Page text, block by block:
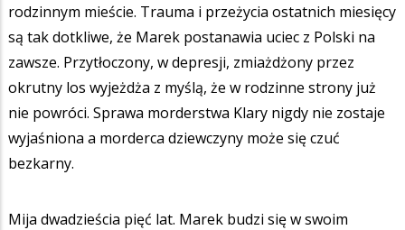
rodzinnym mieście. Trauma i przeżycia ostatnich miesięcy
są tak dotkliwe, że Marek postanawia uciec z Polski na
zawsze. Przytłoczony, w depresji, zmiażdżony przez
okrutny los wyjeżdża z myślą, że w rodzinne strony już
nie powróci. Sprawa morderstwa Klary nigdy nie zostaje
wyjaśniona a morderca dziewczyny może się czuć
bezkarny.
Mija dwadzieścia pięć lat. Marek budzi się w swoim